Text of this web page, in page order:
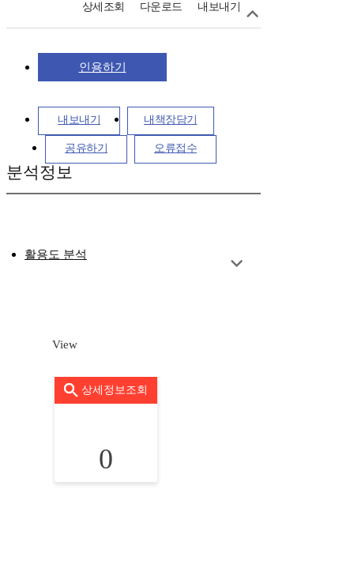
상세조회 다운로드 내보내기
인용하기
내보내기 내책장담기
공유하기 오류접수
분석정보
활용도 분석
View
상세정보조회
0